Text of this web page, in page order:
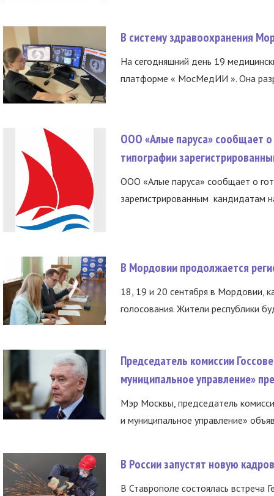
В систему здравоохранения
На сегодняшний день 19
платформе « МосМедИИ ». Она
ООО «Алые паруса» сообщает о
типографии
ООО «Алые паруса» сообщает о
зарегистрированным кандидатам
В Мордовии продолжается
18, 19 и 20 сентября в Мордовии,
голосования. Жители республики
Председатель комиссии
муниципальное управление»
Мэр Москвы, председатель
и муниципальное управление»
В России запустят новую
В Ставрополе состоялась встреча